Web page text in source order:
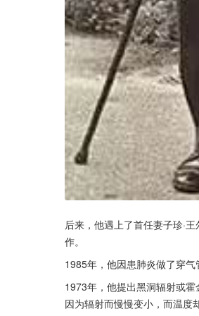
后来，他遇上了首任妻子珍·
作。
1985年，他因患肺炎做了穿
1973年，他提出黑洞辐射或
因为辐射而慢慢变小，而温度